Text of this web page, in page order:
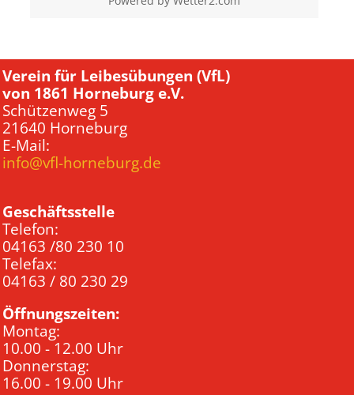
Verein für Leibesübungen (VfL)
von 1861 Horneburg e.V.
Schützenweg 5
21640 Horneburg
E-Mail:
info@vfl-horneburg.de
Geschäftsstelle
Telefon:
04163 /80 230 10
Telefax:
04163 / 80 230 29
Öffnungszeiten:
Montag:
10.00 - 12.00 Uhr
Donnerstag:
16.00 - 19.00 Uhr